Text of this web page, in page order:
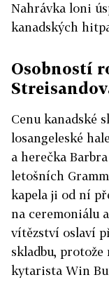
Nahrávka loni
kanadských
Osobností
Cenu kanadské
losangeleské
a herečka
letošních
kapela ji od ní
na ceremoniálu
vítězství oslaví
skladbu, protože
kytarista Win